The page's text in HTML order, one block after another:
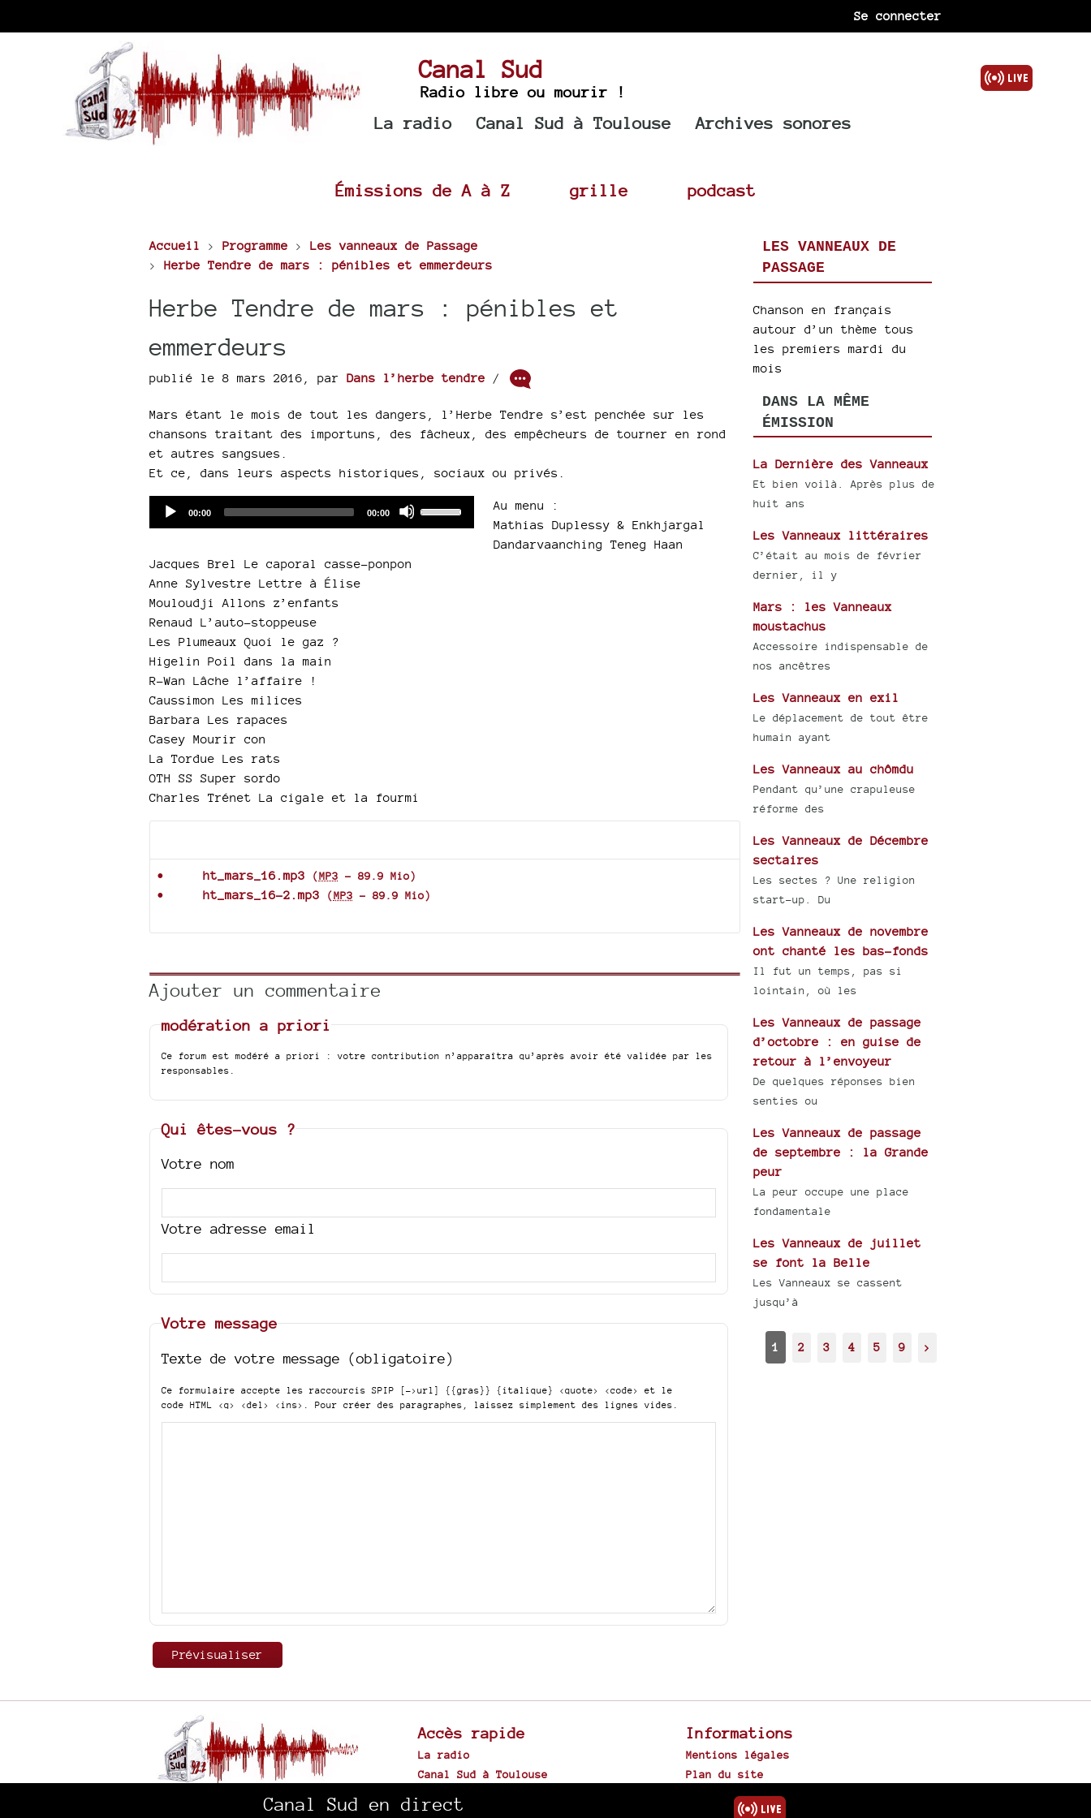
Se connecter
Canal Sud
Radio libre ou mourir !
La radio Canal Sud à Toulouse Archives sonores
Émissions de A à Z grille podcast
Accueil > Programme > Les vanneaux de Passage
> Herbe Tendre de mars : pénibles et emmerdeurs
Herbe Tendre de mars : pénibles et
emmerdeurs
publié le 8 mars 2016 par Dans l’herbe tendre /
Mars étant le mois de tout les dangers, l’Herbe Tendre s’est penchée sur les
chansons traitant des importuns, des fâcheux, des empêcheurs de tourner en rond
et autres sangsues.
Et ce, dans leurs aspects historiques, sociaux ou privés.
Current
00:00
Total
00:00
Au menu :
Mathias Duplessy & Enkhjargal
Dandarvaanching Teneg Haan
Jacques Brel Le caporal casse-ponpon
Anne Sylvestre Lettre à Élise
Mouloudji Allons z’enfants
Renaud L’auto-stoppeuse
Les Plumeaux Quoi le gaz ?
Higelin Poil dans la main
R-Wan Lâche l’affaire !
Caussimon Les milices
Barbara Les rapaces
Casey Mourir con
La Tordue Les rats
OTH SS Super sordo
Charles Trénet La cigale et la fourmi
ht_mars_16.mp3 (MP3 - 89.9 Mio)
ht_mars_16-2.mp3 (MP3 - 89.9 Mio)
Ajouter un commentaire
modération a priori
Ce forum est modéré a priori : votre contribution n’apparaîtra qu’après avoir été validée par les
responsables.
Qui êtes-vous ?
Votre nom
Votre adresse email
Votre message
Texte de votre message (obligatoire)
Ce formulaire accepte les raccourcis SPIP [->url] {{gras}} {italique} <quote> <code>
et le
code HTML <q> <del> <ins> . Pour créer des paragraphes, laissez simplement des lignes vides.
LES VANNEAUX DE
PASSAGE
Chanson en français
autour d’un thème tous
les premiers mardi du
mois
DANS LA MÊME
ÉMISSION
La Dernière des Vanneaux
Et bien voilà. Après plus de
huit ans
Les Vanneaux littéraires
C’était au mois de février
dernier, il y
Mars : les Vanneaux
moustachus
Accessoire indispensable de
nos ancêtres
Les Vanneaux en exil
Le déplacement de tout être
humain ayant
Les Vanneaux au chômdu
Pendant qu’une crapuleuse
réforme des
Les Vanneaux de Décembre
sectaires
Les sectes ? Une religion
start-up. Du
Les Vanneaux de novembre
ont chanté les bas-fonds
Il fut un temps, pas si
lointain, où les
Les Vanneaux de passage
d’octobre : en guise de
retour à l’envoyeur
De quelques réponses bien
senties ou
Les Vanneaux de passage
de septembre : la Grande
peur
La peur occupe une place
fondamentale
Les Vanneaux de juillet
se font la Belle
Les Vanneaux se cassent
jusqu’à
1 2 3 4 5 9 >
Accès rapide
La radio
Canal Sud à Toulouse
Informations
Mentions légales
Plan du site
Canal Sud en direct